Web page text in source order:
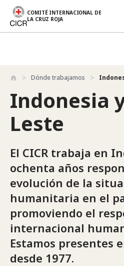
Pasar al contenido principal
COMITÉ INTERNACIONAL DE
LA CRUZ ROJA
Dónde trabajamos
Indonesia
Leste
El CICR trabaja en
ochenta años
evolución de la
humanitaria en el
promoviendo el
internacional
Estamos presentes
desde 1977.